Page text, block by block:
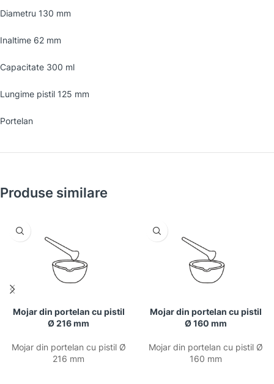
Diametru 130 mm
Inaltime 62 mm
Capacitate 300 ml
Lungime pistil 125 mm
Portelan
Produse similare
Mojar din portelan cu pistil
Ø 216 mm
Mojar din portelan cu pistil Ø
216 mm
Mojar din portelan cu pistil
Ø 160 mm
Mojar din portelan cu pistil Ø
160 mm